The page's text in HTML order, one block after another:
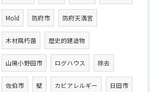
Mold 防府市 防府天満宮
木材腐朽菌 歴史的建造物
山陽小野田市 ログハウス 除去
佐伯市 壁 カビアレルギー 日田市